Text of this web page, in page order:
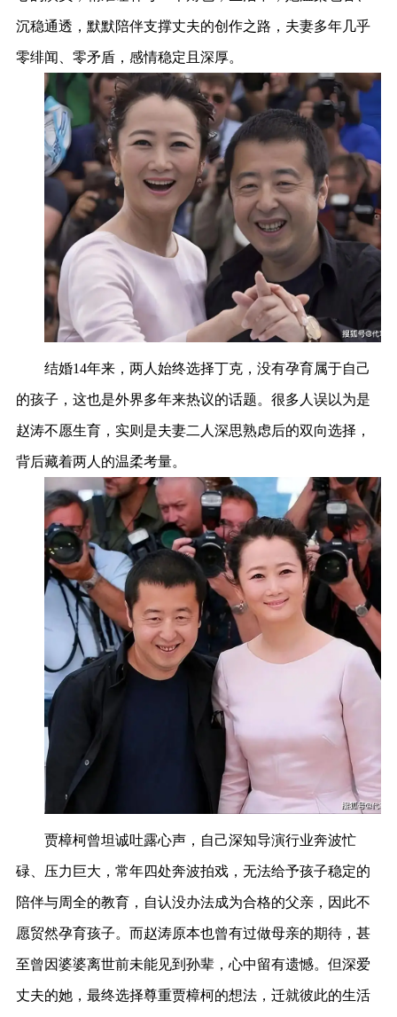
沉稳通透，默默陪伴支撑丈夫的创作之路，夫妻多年几乎
零绯闻、零矛盾，感情稳定且深厚。
结婚14年来，两人始终选择丁克，没有孕育属于自己
的孩子，这也是外界多年来热议的话题。很多人误以为是
赵涛不愿生育，实则是夫妻二人深思熟虑后的双向选择，
背后藏着两人的温柔考量。
贾樟柯曾坦诚吐露心声，自己深知导演行业奔波忙
碌、压力巨大，常年四处奔波拍戏，无法给予孩子稳定的
陪伴与周全的教育，自认没办法成为合格的父亲，因此不
愿贸然孕育孩子。而赵涛原本也曾有过做母亲的期待，甚
至曾因婆婆离世前未能见到孙辈，心中留有遗憾。但深爱
丈夫的她，最终选择尊重贾樟柯的想法，迁就彼此的生活